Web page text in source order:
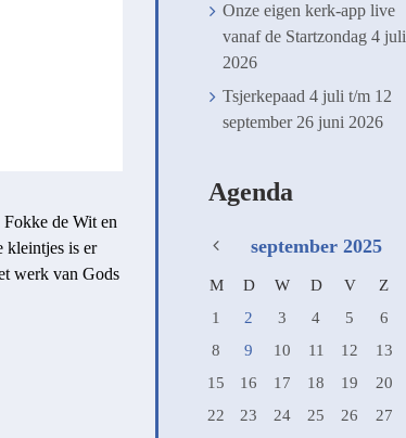
de Wit en
kleintjes is er
werk van Gods
Onze eigen kerk-app live
vanaf de Startzondag 4 juli
2026
Tsjerkepaad 4 juli t/m 12
september 26 juni 2026
Agenda
september2025
M D W D V Z
1
2 3 4 5 6
8
9 10 11 12 13
15
16 17 18 19 20
22
23 24 25 26 27